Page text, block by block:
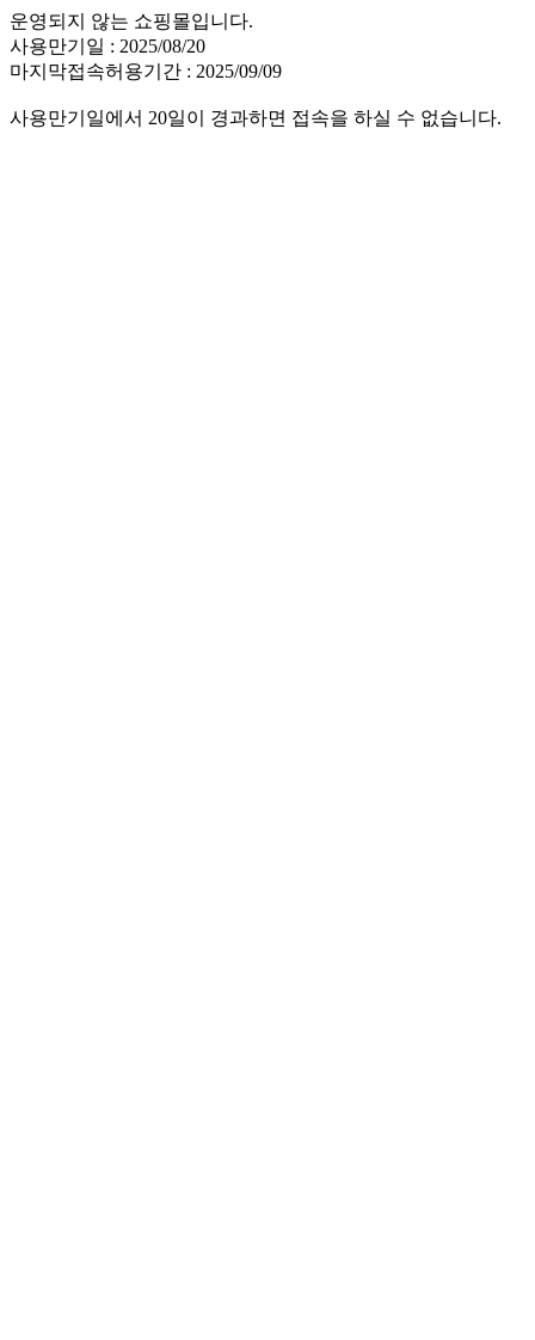
운영되지 않는 쇼핑몰입니다.
사용만기일 : 2025/08/20
마지막접속허용기간 : 2025/09/09
사용만기일에서 20일이 경과하면 접속을 하실 수 없습니다.